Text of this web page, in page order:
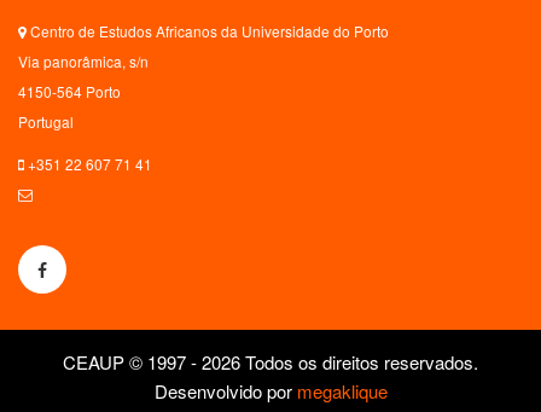
Centro de Estudos Africanos da Universidade do Porto
Via panorâmica, s/n
4150-564 Porto
Portugal
+351 22 607 71 41
CEAUP © 1997 - 2026 Todos os direitos reservados.
Desenvolvido por megaklique